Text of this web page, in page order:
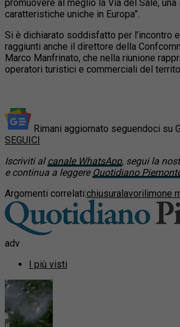
promuovere al meglio la Via del Sale, una
caratteristiche uniche in Europa”.
Si è dichiarato soddisfatto per l’incontro
raggiunti anche il direttore della
Marco Manfrinato, che nella riunione
operatori turistici e commerciali del
Rimani aggiornato seguendoci su
SEGUICI
Iscriviti alcanale WhatsApp, segui la
e continua a leggere Quotidiano
Argomenti correlati:chiusuralavorilimone
adv
I più visti